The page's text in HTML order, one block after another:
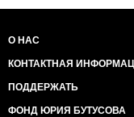
О НАС
КОНТАКТНАЯ
ПОДДЕРЖАТЬ
ФОНД ЮРИЯ БУТУСОВА